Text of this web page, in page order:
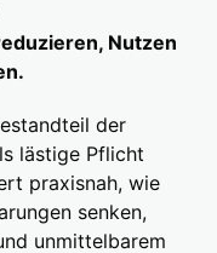
Nutzen
der
lästige Pflicht
praxisnah, wie
senken,
unmittelbarem